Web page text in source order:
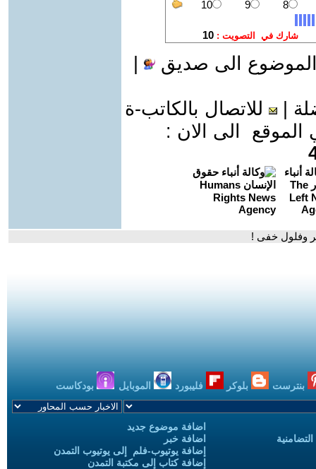
الى صديق
للاتصال بالكاتب-ة
الى الان :
وفلول خفى !
بنترست بلوكر فليبورد الموبايل بودكاست
اضافة موضوع جديد
اضافة خبر
إضافة يوتيوب-فلم إلى يوتيوب التمدن
إضافة كتاب إلى مكتبة التمدن